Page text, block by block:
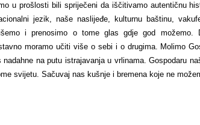
u prošlosti bili spriječeni da iščitivamo autentičnu
jezik, naše naslijeđe, kulturnu baštinu,
i prenosimo o tome glas gdje god
moramo učiti više o sebi i o drugima. Molimo
nadahne na putu istrajavanja u vrlinama. Gospodaru
svijetu. Sačuvaj nas kušnje i bremena koje ne